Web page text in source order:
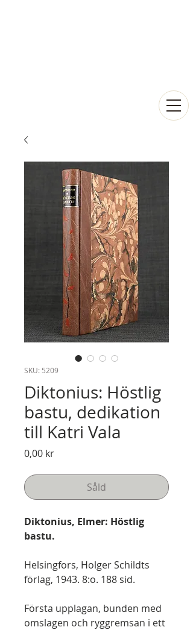
SKU: 5209
Diktonius: Höstlig
bastu, dedikation
till Katri Vala
0,00 krPris
Såld
Diktonius, Elmer: Höstlig
bastu.
Helsingfors, Holger Schildts
förlag, 1943. 8:o. 188 sid.
Första upplagan, bunden med
omslagen och ryggremsan i ett